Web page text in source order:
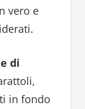
vero e
di
in fondo